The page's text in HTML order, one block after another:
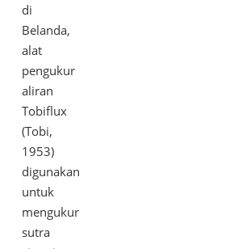
di
Belanda,
alat
pengukur
aliran
Tobiflux
(Tobi,
1953)
digunakan
untuk
mengukur
sutra